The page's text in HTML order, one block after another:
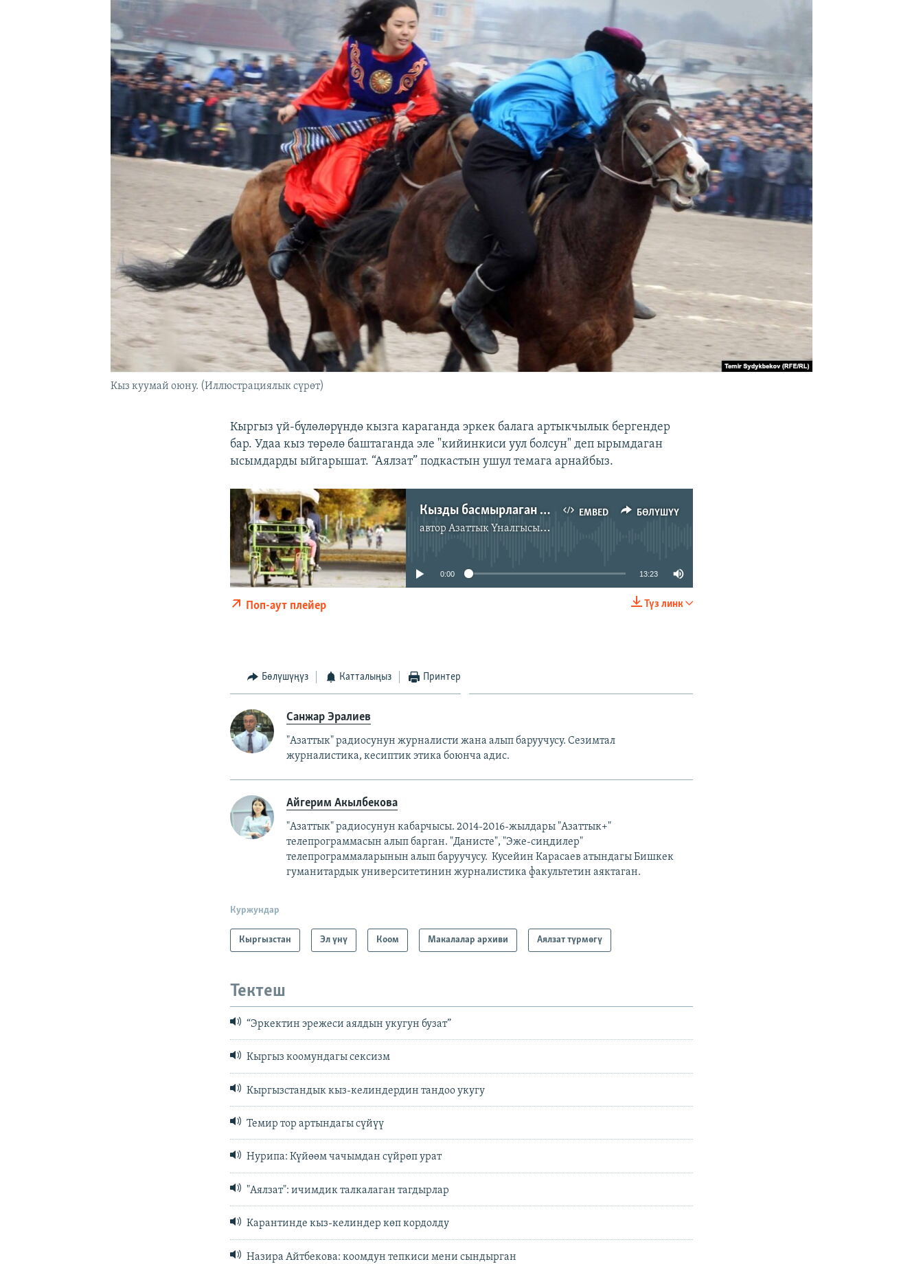
ЫҢГАЙСЫЗ СУРООЛОР
Кыз куумай оюну. (Иллюстрациялык сүрөт)
Кыргыз үй-бүлөлөрүндө кызга караганда эркек балага артыкчылык бергендер
бар. Удаа кыз төрөлө баштаганда эле "кийинкиси уул болсун" деп ырымдаган
ысымдарды ыйгарышат. “Аялзат” подкастын ушул темага арнайбыз.
EMBED БӨЛҮШҮҮ
Кызды басмырлаган ысымдар
авторАзаттык Үналгысы | Кыргызстан: видео, фото, кабарлар
БӨЛҮШҮҮ
No media source currently available
0:00 13:23
Түз линк
Поп-аут плейер
Бөлүшүңүз Катталыңыз Принтер
Санжар Эралиев
"Азаттык" радиосунун журналисти жана алып баруучусу. Сезимтал
журналистика, кесиптик этика боюнча адис.
Айгерим Акылбекова
"Азаттык" радиосунун кабарчысы. 2014-2016-жылдары "Азаттык+"
телепрограммасын алып барган. "Данисте", "Эже-сиңдилер"
телепрограммаларынын алып баруучусу. Кусейин Карасаев атындагы Бишкек
гуманитардык университетинин журналистика факультетин аяктаган.
Куржундар
Кыргызстан Эл үнү Коом Макалалар архиви Аялзат түрмөгү
Тектеш
“Эркектин эрежеси аялдын укугун бузат”
Кыргыз коомундагы сексизм
Кыргызстандык кыз-келиндердин тандоо укугу
Темир тор артындагы сүйүү
Нурипа: Күйөөм чачымдан сүйрөп урат
"Аялзат": ичимдик талкалаган тагдырлар
Карантинде кыз-келиндер көп кордолду
Назира Айтбекова: коомдун тепкиси мени сындырган